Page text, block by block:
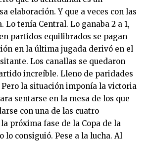
elaboración. Y que a veces con las
Lo tenía Central. Lo ganaba 2 a 1,
partidos equilibrados se pagan
en la última jugada derivó en el
Los canallas se quedaron
increíble. Lleno de paridades
la situación imponía la victoria
sentarse en la mesa de los que
con una de las cuatro
próxima fase de la Copa de la
lo consiguió. Pese a la lucha. Al